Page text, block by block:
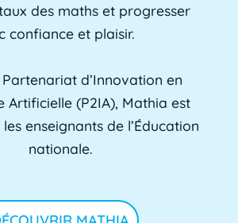
des maths et progresser
confiance et plaisir.
d’Innovation en
Artificielle (P2IA), Mathia est
enseignants de l’Éducation
nationale.